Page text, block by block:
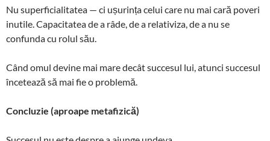
Nu superficialitatea — ci ușurința celui care nu mai cară poveri
inutile. Capacitatea de a râde, de a relativiza, de a nu se
confunda cu rolul său.
Când omul devine mai mare decât succesul lui, atunci succesul
încetează să mai fie o problemă.
Concluzie (aproape metafizică)